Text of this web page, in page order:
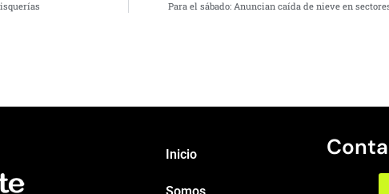
Para el sábado: Anuncian caída de nieve en
Inicio